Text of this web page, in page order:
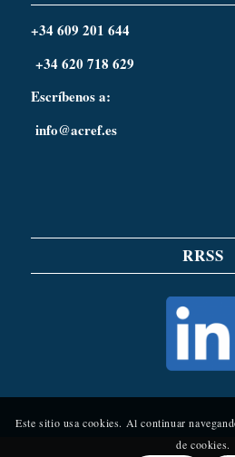
+34 609 201 644
+34 620 718 629
Escríbenos a:
info@acref.es
RRSS
Este sitio usa cookies. Al continuar
de cookies.